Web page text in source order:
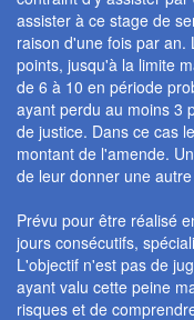
assister à ce stage de
raison d'une fois par
points, jusqu'à la limite
de 6 à 10 en période
ayant perdu au moins 3
de justice. Dans ce cas
montant de l'amende.
de leur donner une
Prévu pour être réalisé
jours consécutifs,
L'objectif n'est pas de
ayant valu cette peine
risques et de